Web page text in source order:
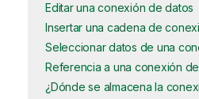
Editar una conexión de datos
Insertar una cadena de
Seleccionar datos de una
Referencia a una conexión
¿Dónde se almacena la